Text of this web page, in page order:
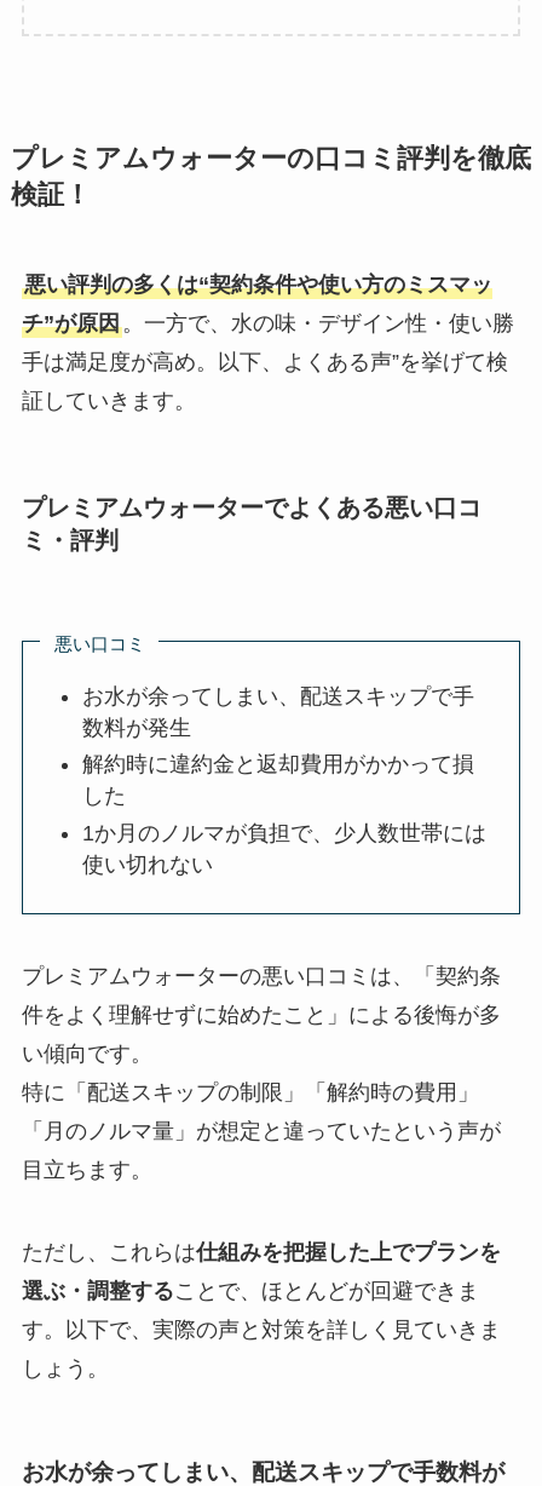
プレミアムウォーターの口コミ評判を徹底
検証！
悪い評判の多くは“契約条件や使い方のミスマッ
チ”が原因。一方で、水の味・デザイン性・使い勝
手は満足度が高め。以下、よくある声”を挙げて検
証していきます。
プレミアムウォーターでよくある悪い口コ
ミ・評判
悪い口コミ
お水が余ってしまい、配送スキップで手
数料が発生
解約時に違約金と返却費用がかかって損
した
1か月のノルマが負担で、少人数世帯には
使い切れない
プレミアムウォーターの悪い口コミは、「契約条
件をよく理解せずに始めたこと」による後悔が多
い傾向です。
特に「配送スキップの制限」「解約時の費用」
「月のノルマ量」が想定と違っていたという声が
目立ちます。
ただし、これらは仕組みを把握した上でプランを
選ぶ・調整することで、ほとんどが回避できま
す。以下で、実際の声と対策を詳しく見ていきま
しょう。
お水が余ってしまい、配送スキップで手数料が